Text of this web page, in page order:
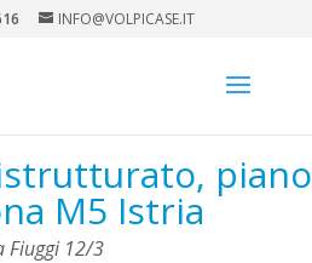
INFO@VOLPICASE.IT
piano
M5 Istria
Fiuggi 12/3